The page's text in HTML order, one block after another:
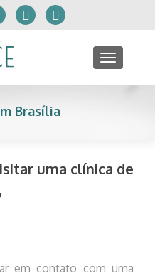
Brasília
uma clínica de
em contato com uma